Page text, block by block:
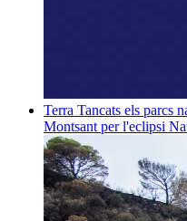
Terra Tancats els parcs
Montsant per l'eclipsi